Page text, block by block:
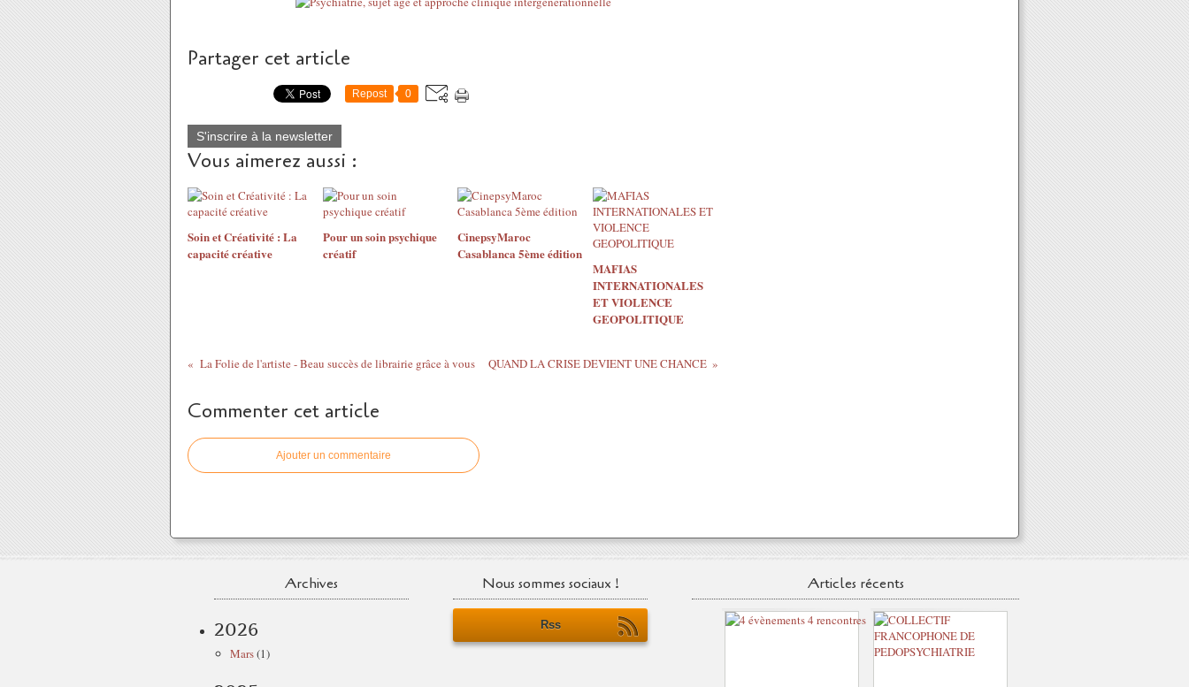
Partager cet article
Repost 0
S'inscrire à la newsletter
Vous aimerez aussi :
Soin et Créativité : La
capacité créative
Pour un soin psychique
créatif
CinepsyMaroc
Casablanca 5ème édition
MAFIAS
INTERNATIONALES
ET VIOLENCE
GEOPOLITIQUE
La Folie de l'artiste - Beau succès de librairie grâce à vous QUAND LA CRISE DEVIENT UNE CHANCE
Commenter cet article
Ajouter un commentaire
Archives
2026
Mars(1)
Nous sommes sociaux !
Rss
Articles récents